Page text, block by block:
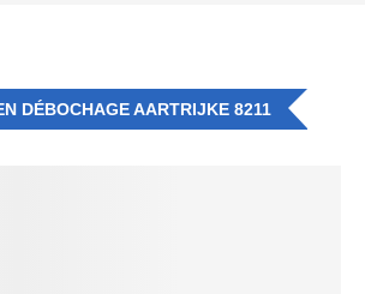
DÉBOCHAGE AARTRIJKE 8211